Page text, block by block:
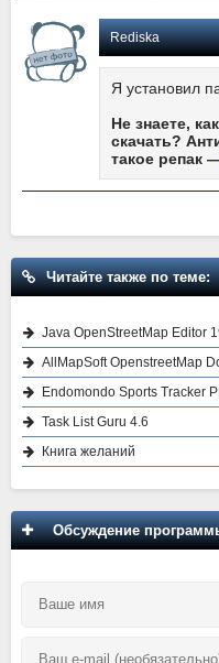
Rediska
Я установил
Не знаете,
скачать?
такое репак
Читайте также по теме:
Java OpenStreetMap Editor
AllMapSoft OpenstreetMap
Endomondo Sports Tracker
Task List Guru 4.6
Книга желаний
Обсуждение